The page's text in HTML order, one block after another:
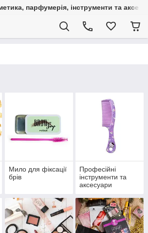
парфумерія, інструменти та
Мило для фіксації
брів
Професійні
інструменти та
аксесуари